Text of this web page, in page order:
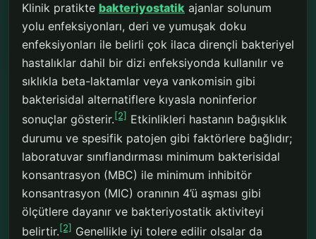
Klinik pratikte bakteriyostatik ajanlar solunum
yolu enfeksiyonları, deri ve yumuşak doku
enfeksiyonları ile belirli çok ilaca dirençli bakteriyel
hastalıklar dahil bir dizi enfeksiyonda kullanılır ve
sıklıkla beta-laktamlar veya vankomisin gibi
bakterisidal alternatiflere kıyasla noninferior
sonuçlar gösterir.[2] Etkinlikleri hastanın bağışıklık
durumu ve spesifik patojen gibi faktörlere bağlıdır;
laboratuvar sınıflandırması minimum bakterisidal
konsantrasyon (MBC) ile minimum inhibitör
konsantrasyon (MIC) oranının 4’ü aşması gibi
ölçütlere dayanır ve bakteriyostatik aktiviteyi
belirtir.[2] Genellikle iyi tolere edilir olsalar da